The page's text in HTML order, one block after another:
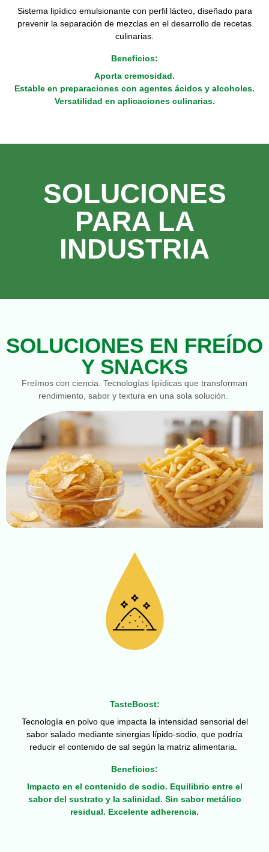
Sistema lipídico emulsionante con perfil lácteo, diseñado para
prevenir la separación de mezclas en el desarrollo de recetas
culinarias.
Beneficios:
Aporta cremosidad.
Estable en preparaciones con agentes ácidos y alcoholes.
Versatilidad en aplicaciones culinarias.
SOLUCIONES
PARA LA
INDUSTRIA
SOLUCIONES EN FREÍDO
Y SNACKS
Freímos con ciencia. Tecnologías lipídicas que transforman
rendimiento, sabor y textura en una sola solución.
TasteBoost:
Tecnología en polvo que impacta la intensidad sensorial del
sabor salado mediante sinergias lípido-sodio, que podría
reducir el contenido de sal según la matriz alimentaria.
Beneficios:
Impacto en el contenido de sodio. Equilibrio entre el
sabor del sustrato y la salinidad. Sin sabor metálico
residual. Excelente adherencia.